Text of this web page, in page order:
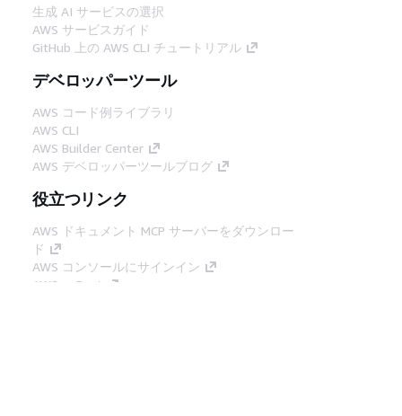
生成 AI サービスの選択
AWS サービスガイド
GitHub 上の AWS CLI チュートリアル
デベロッパーツール
AWS コード例ライブラリ
AWS CLI
AWS Builder Center
AWS デベロッパーツールブログ
役立つリンク
AWS ドキュメント MCP サーバーをダウンロー
ド
AWS コンソールにサインイン
AWS re:Post